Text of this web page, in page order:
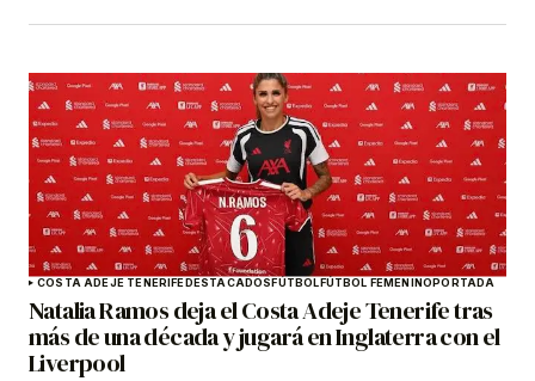
COSTA ADEJE TENERIFEDESTACADOSFÚTBOLFÚTBOL FEMENINOPORTADA
Natalia Ramos deja el Costa Adeje Tenerife tras
más de una década y jugará en Inglaterra con el
Liverpool